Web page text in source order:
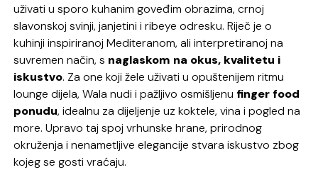
uživati u sporo kuhanim goveđim obrazima, crnoj
slavonskoj svinji, janjetini i ribeye odresku. Riječ je o
kuhinji inspiriranoj Mediteranom, ali interpretiranoj na
suvremen način, s naglaskom na okus, kvalitetu i
iskustvo. Za one koji žele uživati u opuštenijem ritmu
lounge dijela, Wala nudi i pažljivo osmišljenu finger food
ponudu, idealnu za dijeljenje uz koktele, vina i pogled na
more. Upravo taj spoj vrhunske hrane, prirodnog
okruženja i nenametljive elegancije stvara iskustvo zbog
kojeg se gosti vraćaju.